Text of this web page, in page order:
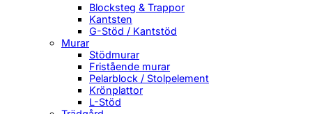
Blocksteg & Trappor
Kantsten
G-Stöd / Kantstöd
Murar
Stödmurar
Fristående murar
Pelarblock / Stolpelement
Krönplattor
L-Stöd